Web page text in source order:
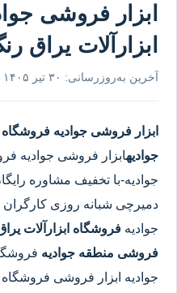
ابزار فروشی
ابزارآلات یراق
آخرین به‌روزرسانی: ۳۰ تیر ۱۴۰۵
ابزار فروشی جوادیه فروشگاه
جوادیهابزار فروشی جوادیه
جوادیه-با تخفیف مشاوره
دمیرچی شبانه روزی
جوادیه فروشگاه ابزارآلات
فروشی منطقه جوادیه
جوادیه ابزار فروشی فروشگاه